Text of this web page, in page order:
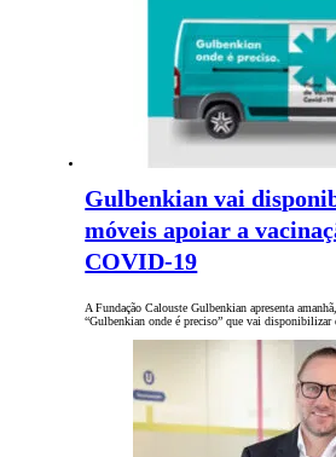
Gulbenkian vai
móveis apoiar a
COVID-19
A Fundação Calouste Gulbenkian apresenta
“Gulbenkian onde é preciso” que vai disponibilizar